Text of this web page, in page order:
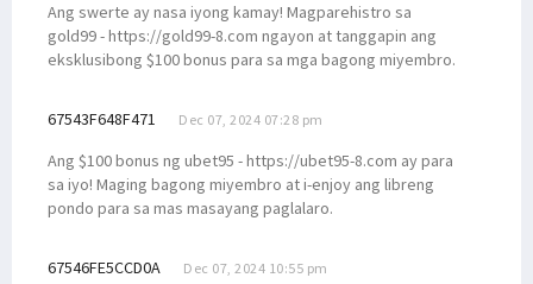
Ang swerte ay nasa iyong kamay! Magparehistro sa
gold99 - https://gold99-8.com ngayon at tanggapin ang
eksklusibong $100 bonus para sa mga bagong miyembro.
67543F648F471 Dec 07, 2024 07:28 pm
Ang $100 bonus ng ubet95 - https://ubet95-8.com ay para
sa iyo! Maging bagong miyembro at i-enjoy ang libreng
pondo para sa mas masayang paglalaro.
67546FE5CCD0A Dec 07, 2024 10:55 pm